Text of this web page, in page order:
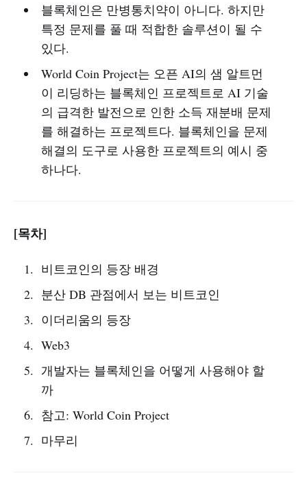
블록체인은 만병통치약이 아니다. 하지만
특정 문제를 풀 때 적합한 솔루션이 될 수
있다.
World Coin Project는 오픈 AI의 샘 알트먼
이 리딩하는 블록체인 프로젝트로 AI 기술
의 급격한 발전으로 인한 소득 재분배 문제
를 해결하는 프로젝트다. 블록체인을 문제
해결의 도구로 사용한 프로젝트의 예시 중
하나다.
[목차]
비트코인의 등장 배경
분산 DB 관점에서 보는 비트코인
이더리움의 등장
Web3
개발자는 블록체인을 어떻게 사용해야 할
까
참고: World Coin Project
마무리